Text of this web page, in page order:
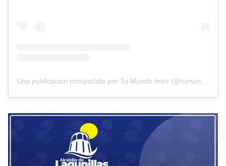
Una publicación compartida por Tu Mundo Inter (@tumundointer)